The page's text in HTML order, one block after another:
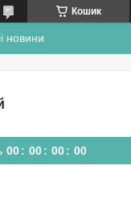
Кошик
новини
00 00 00 00